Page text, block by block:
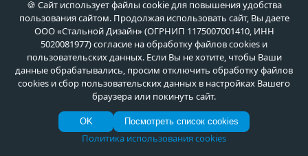
Каталог дверей
Двери со скидкой
Популярные двери
Быстрый подбор двери
Двери класса ЭКОНОМ
Двери в дом
Парадные двери
Двери в квартиру
Тамбурные двери
Противопожарные двери
🍪 Сайт использует файлы cookie для повышения удобства
пользования сайтом. Продолжая использовать сайт, Вы даете
ООО «Стальной Дизайн» (ОГРНИП 1175007001410, ИНН
5020081977) согласие на обработку файлов cookies и
пользовательских данных. Если Вы не хотите, чтобы Ваши
данные обрабатывались, просим отключить обработку файлов
cookies и сбор пользовательских данных в настройках Вашего
браузера или покинуть сайт.
OK Посмотреть список cookies
Политика использования cookies